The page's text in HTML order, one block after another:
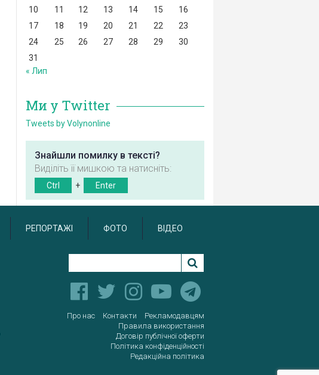
10
11 12 13 14 15
16
17
18 19 20 21 22
23
24
25 26 27 28 29
30
31
« Лип
Ми у Twitter
Tweets by Volynonline
Знайшли помилку в тексті?
Виділіть її мишкою та натисніть:
Ctrl + Enter
РЕПОРТАЖІ ФОТО ВІДЕО
Про нас Контакти
Рекламодавцям
Правила використання
Договір публічної оферти
Політика конфіденційності
Редакційна політика